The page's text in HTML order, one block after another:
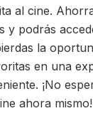
al cine.
y podrás
la
en una
¡No
ahora mismo!